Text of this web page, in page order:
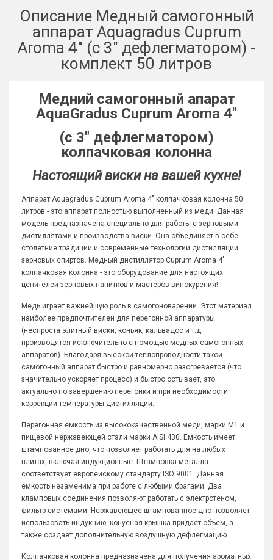
Описание Медный самогонный
аппарат Aquagradus Cuprum
Aroma 4" (с 3" дефлегматором) -
комплект 50 литров
Медний самогонный апарат
AquaGradus Cuprum Aroma 4"
(с 3" дефлегматором)
колпачковая колонна
Настоящий виски на вашей кухне!
Аппарат Aquagradus Cuprum Aroma 4" колпачковая колонна 50
литров - это аппарат полностью выполненный из меди. Данная
модель предназначена специально для работы с зерновыми
дистиллятами и производства виски. Она объединяет в себе
столетние традиции и современные технологии дистилляции
зерновых спиртов. Медный дистиллятор Cuprum Aroma 4"
колпачковая колонна - это оборудование для настоящих
ценителей зерновых напитков и мастеров винокурения!
Медь играет важнейшую роль в самогоноварении. Этот материал
наиболее предпочтителен для перегонной аппаратуры
(неспроста элитный виски, коньяк, кальвадос и т.д.
производятся исключительно с помощью медных самогонных
аппаратов). Благодаря высокой теплопроводности такой
самогонный аппарат быстро и равномерно разогревается (что
значительно ускоряет процесс) и быстро остывает, это
актуально по завершению перегонки и при необходимости
коррекции температуры дистилляции.
Перегонная емкость из высококачественной меди, марки М1 и
пищевой нержавеющей стали марки AISI 430. Емкость имеет
штампованное дно, что позволяет работать для на любых
плитах, включая индукционные. Штамповка металла
соответствует европейскому стандарту ISO 9001. Данная
емкость незаменима при работе с любыми брагами. Два
кламповых соединения позволяют работать с электротеном,
фильтр-системами. Нержавеющее штампованное дно позволяет
использовать индукцию, конусная крышка придает объем, а
также создает дополнительную воздушную дефлегмацию.
Колпачковая колонна предназначена для получения ароматных